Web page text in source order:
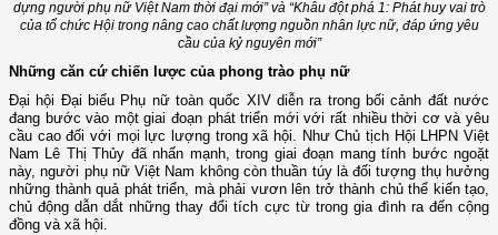
dựng người phụ nữ Việt Nam thời đại mới” và “Khâu đột phá 1: Phát huy vai trò
của tổ chức Hội trong nâng cao chất lượng nguồn nhân lực nữ, đáp ứng yêu
cầu của kỷ nguyên mới”
Những căn cứ chiến lược của phong trào phụ nữ
Đại hội Đại biểu Phụ nữ toàn quốc XIV diễn ra trong bối cảnh đất nước
đang bước vào một giai đoạn phát triển mới với rất nhiều thời cơ và yêu
cầu cao đối với mọi lực lượng trong xã hội. Như Chủ tịch Hội LHPN Việt
Nam Lê Thị Thủy đã nhấn mạnh, trong giai đoạn mang tính bước ngoặt
này, người phụ nữ Việt Nam không còn thuần túy là đối tượng thụ hưởng
những thành quả phát triển, mà phải vươn lên trở thành chủ thể kiến tạo,
chủ động dẫn dắt những thay đổi tích cực từ trong gia đình ra đến cộng
đồng và xã hội.